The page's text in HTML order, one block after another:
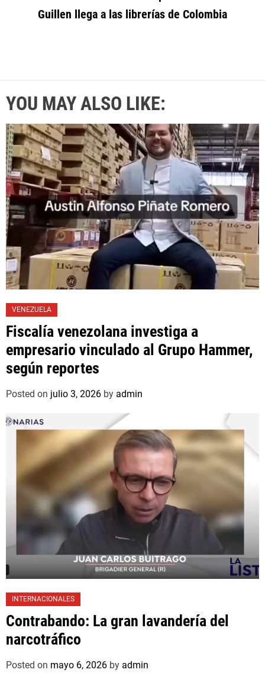
Guillen llega a las librerías de Colombia
YOU MAY ALSO LIKE:
VENEZUELA
Fiscalía venezolana investiga a
empresario vinculado al Grupo Hammer,
según reportes
Posted on julio 3, 2026 by admin
INTERNACIONALES
Contrabando: La gran lavandería del
narcotráfico
Posted on mayo 6, 2026 by admin